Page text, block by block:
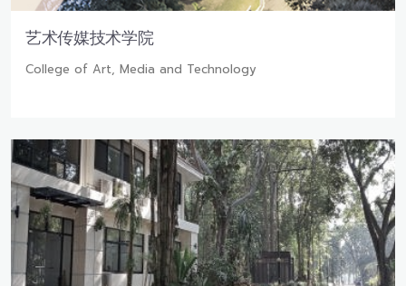
艺术传媒技术学院
College of Art, Media and Technology